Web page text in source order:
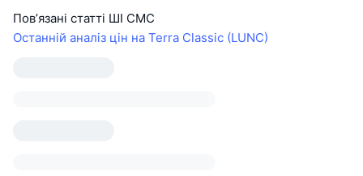
Пов’язані статті ШІ CMC
Останній аналіз цін на Terra Classic (LUNC)